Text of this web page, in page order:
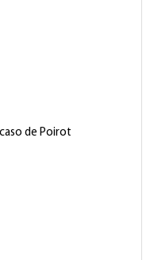
de Poirot